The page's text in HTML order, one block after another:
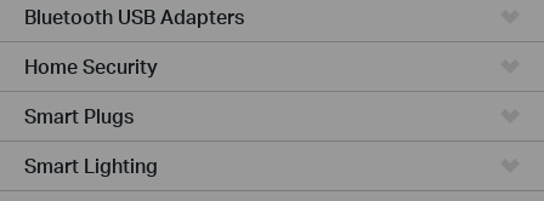
Bluetooth USB Adapters
Home Security
Smart Plugs
Smart Lighting